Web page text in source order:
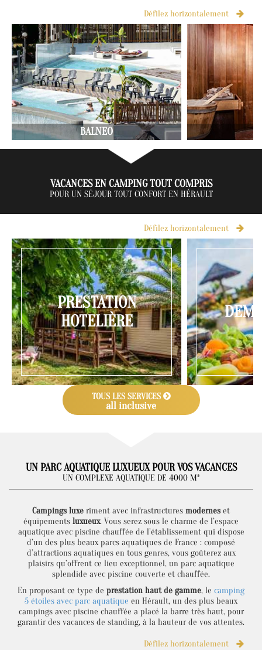
Défilez horizontalement
BALNEO
VACANCES EN CAMPING TOUT COMPRIS
POUR UN SÉJOUR TOUT CONFORT EN HÉRAULT
Défilez horizontalement
PRESTATION
HOTELIÈRE
DEMI
TOUS LES SERVICES
all inclusive
UN PARC AQUATIQUE LUXUEUX POUR VOS VACANCES
UN COMPLEXE AQUATIQUE DE 4000 M²
Campings luxe riment avec infrastructures modernes et
équipements luxueux. Vous serez sous le charme de l’espace
aquatique avec piscine chauffée de l’établissement qui dispose
d’un des plus beaux parcs aquatiques de France : composé
d’attractions aquatiques en tous genres, vous goûterez aux
plaisirs qu’offrent ce lieu exceptionnel, un parc aquatique
splendide avec piscine couverte et chauffée.
En proposant ce type de prestation haut de gamme, le camping
5 étoiles avec parc aquatique en Hérault, un des plus beaux
campings avec piscine chauffée a placé la barre très haut, pour
garantir des vacances de standing, à la hauteur de vos attentes.
Défilez horizontalement